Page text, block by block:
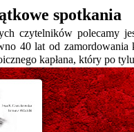
spotkania
czytelników polecamy
40 lat od zamordowania
kapłana, który po